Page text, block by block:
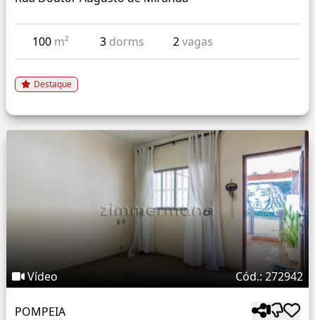
100 m² 3 dorms 2vagas
Destaque
Vídeo Cód.: 272942
POMPEIA